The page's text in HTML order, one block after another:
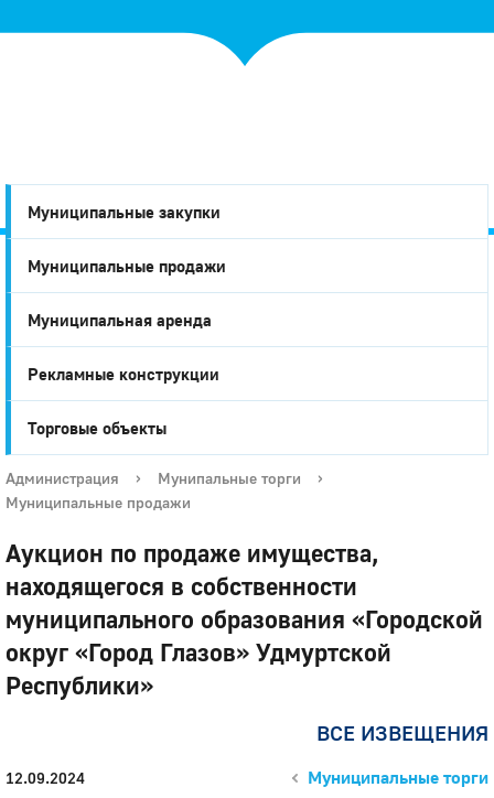
Город
Глазов
Муниципальные закупки
Муниципальные продажи
Муниципальная аренда
Рекламные конструкции
Торговые объекты
Администрация › Мунипальные торги
›
Муниципальные продажи
Аукцион по продаже имущества,
находящегося в собственности
муниципального образования «Городской
округ «Город Глазов» Удмуртской
Республики»
ВСЕ ИЗВЕЩЕНИЯ
12.09.2024 Муниципальные торги